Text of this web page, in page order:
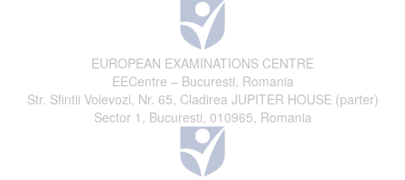
EUROPEAN EXAMINATIONS CENTRE
EECentre – Bucuresti, Romania
Str. Sfintii Voievozi, Nr. 65, Cladirea JUPITER HOUSE (parter)
Sector 1, Bucuresti, 010965, Romania